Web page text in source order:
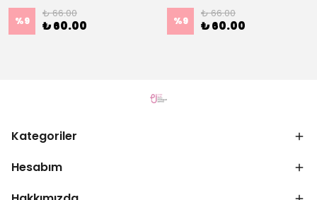
%9
₺ 66.00
₺ 60.00 %9
₺ 66.00
₺ 60.00
Kategoriler
Hesabım